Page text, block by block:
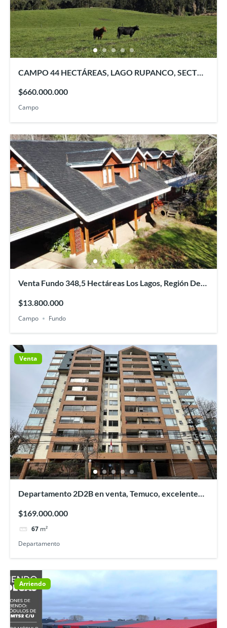
CAMPO 44 HECTÁREAS, LAGO RUPANCO, SECTOR
$660.000.000
Campo
Venta Fundo 348,5 Hectáreas Los Lagos, Región De
$13.800.000
Campo Fundo
Venta
Departamento 2D2B en venta, Temuco, excelente
$169.000.000
67 m²
Departamento
Arriendo